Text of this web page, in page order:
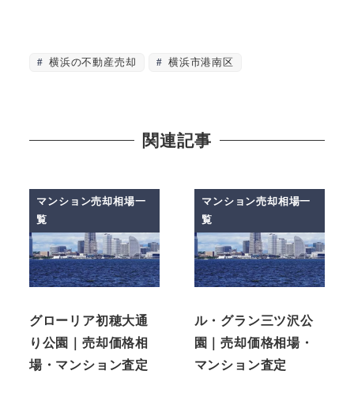
横浜の不動産売却 横浜市港南区
関連記事
マンション売却相場一
覧
グローリア初穂大通
り公園｜売却価格相
場・マンション査定
マンション売却相場一
覧
ル・グラン三ツ沢公
園｜売却価格相場・
マンション査定